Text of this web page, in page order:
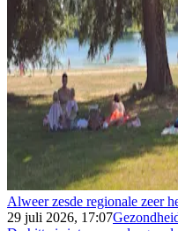
Alweer zesde regionale zeer
29 juli 2026, 17:07